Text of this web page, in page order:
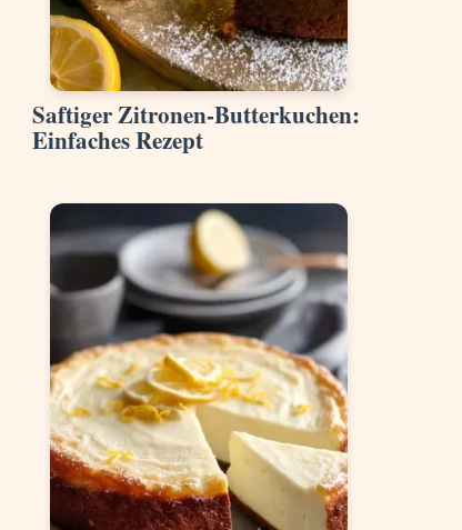
Saftiger Zitronen-Butterkuchen:
Einfaches Rezept